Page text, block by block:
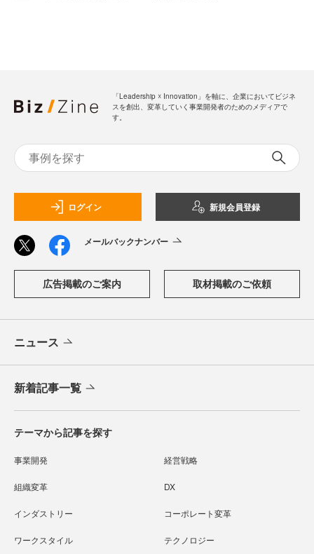
「Leadership ☓ Innovation」を軸に、企業においてビジネ
スを創出、変革していく事業開発者のためのメディアで
す。
ログイン 新規会員登録
メールバックナンバー
広告掲載のご案内 取材掲載のご依頼
ニュース
新着記事一覧
テーマから記事を探す
事業開発 経営戦略
組織変革 DX
インダストリー コーポレート変革
ワークスタイル テクノロジー